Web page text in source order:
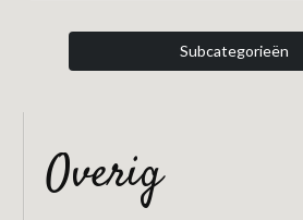
Subcategorieën
overig